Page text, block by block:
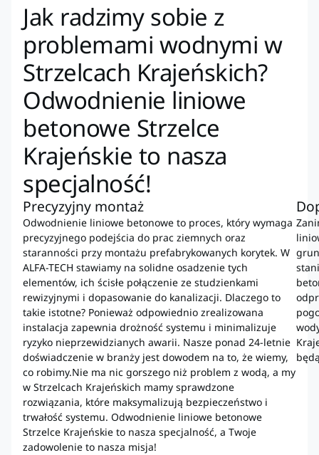
Jak radzimy sobie z
problemami wodnymi w
Strzelcach Krajeńskich?
Odwodnienie liniowe
betonowe Strzelce
Krajeńskie to nasza
specjalność!
Precyzyjny montaż
Odwodnienie liniowe betonowe to proces, który wymaga
precyzyjnego podejścia do prac ziemnych oraz
staranności przy montażu prefabrykowanych korytek. W
ALFA-TECH stawiamy na solidne osadzenie tych
elementów, ich ścisłe połączenie ze studzienkami
rewizyjnymi i dopasowanie do kanalizacji. Dlaczego to
takie istotne? Ponieważ odpowiednio zrealizowana
instalacja zapewnia drożność systemu i minimalizuje
ryzyko nieprzewidzianych awarii. Nasze ponad 24-letnie
doświadczenie w branży jest dowodem na to, że wiemy,
co robimy.Nie ma nic gorszego niż problem z wodą, a my
w Strzelcach Krajeńskich mamy sprawdzone
rozwiązania, które maksymalizują bezpieczeństwo i
trwałość systemu. Odwodnienie liniowe betonowe
Strzelce Krajeńskie to nasza specjalność, a Twoje
zadowolenie to nasza misja!